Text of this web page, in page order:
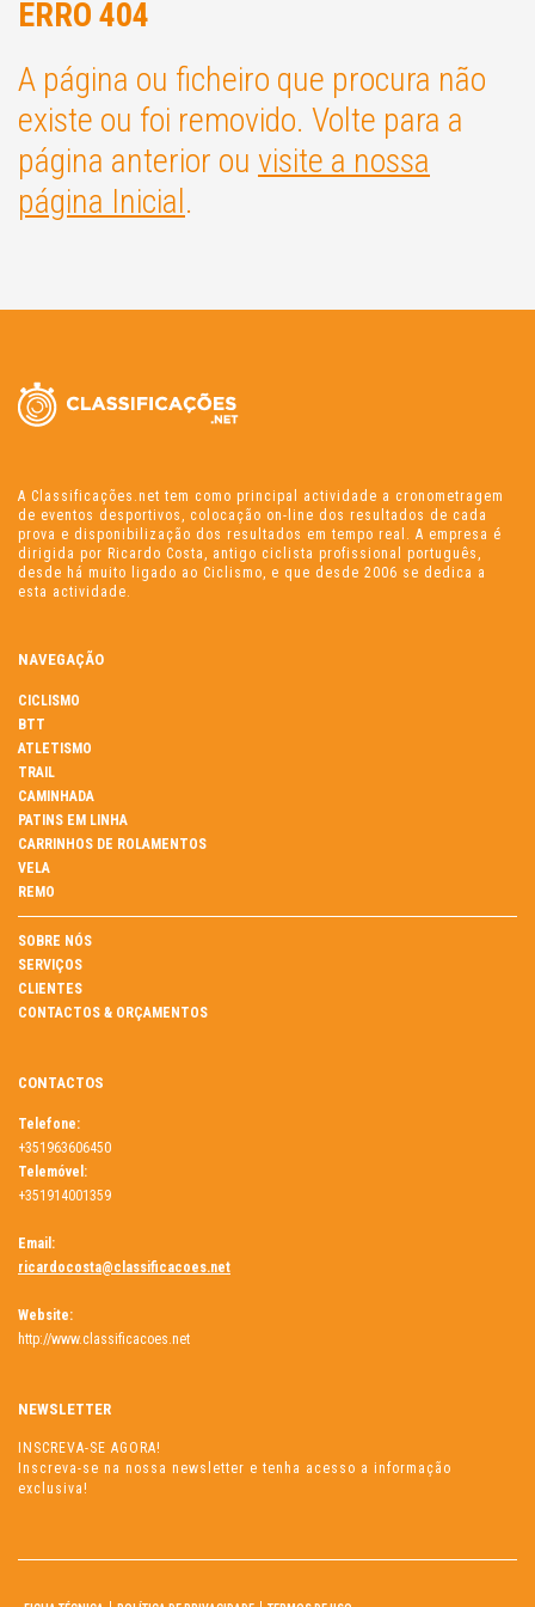
ERRO 404
A página ou ficheiro que procura não
existe ou foi removido. Volte para a
página anterior ou visite a nossa
página Inicial.
A Classificações.net tem como principal actividade a cronometragem
de eventos desportivos, colocação on-line dos resultados de cada
prova e disponibilização dos resultados em tempo real. A empresa é
dirigida por Ricardo Costa, antigo ciclista profissional português,
desde há muito ligado ao Ciclismo, e que desde 2006 se dedica a
esta actividade.
NAVEGAÇÃO
CICLISMO
BTT
ATLETISMO
TRAIL
CAMINHADA
PATINS EM LINHA
CARRINHOS DE ROLAMENTOS
VELA
REMO
SOBRE NÓS
SERVIÇOS
CLIENTES
CONTACTOS & ORÇAMENTOS
CONTACTOS
Telefone:
+351963606450
Telemóvel:
+351914001359
Email:
ricardocosta@classificacoes.net
Website:
http://www.classificacoes.net
NEWSLETTER
INSCREVA-SE AGORA!
Inscreva-se na nossa newsletter e tenha acesso a informação
exclusiva!